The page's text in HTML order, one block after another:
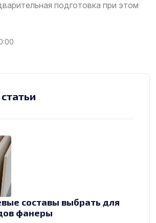
подготовка при этом
составы выбрать для
фанеры